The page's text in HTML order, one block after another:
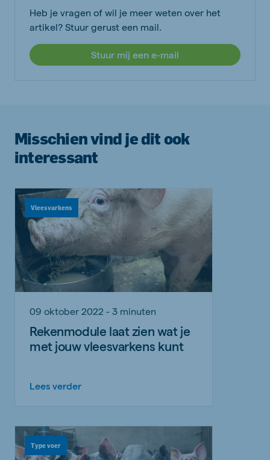
Heb je vragen of wil je meer weten over het
artikel? Stuur gerust een mail.
Stuur mij een e-mail
Misschien vind je dit ook
interessant
Vleesvarkens
09 oktober 2022 - 3 minuten
Rekenmodule laat zien wat je
met jouw vleesvarkens kunt
Lees verder
Type voer